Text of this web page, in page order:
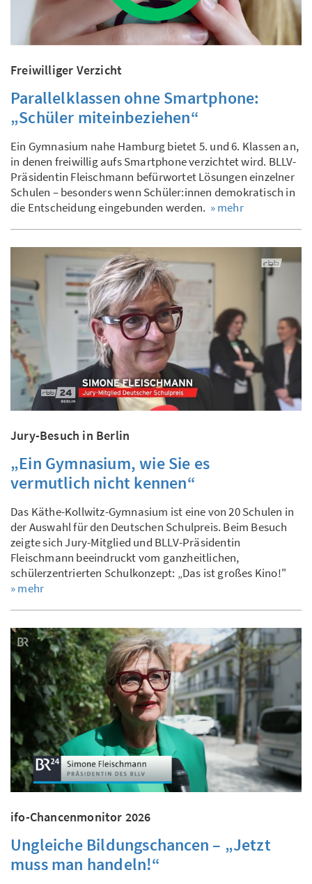
Freiwilliger Verzicht
Parallelklassen ohne Smartphone:
„Schüler miteinbeziehen“
Ein Gymnasium nahe Hamburg bietet 5. und 6. Klassen an,
in denen freiwillig aufs Smartphone verzichtet wird. BLLV-
Präsidentin Fleischmann befürwortet Lösungen einzelner
Schulen – besonders wenn Schüler:innen demokratisch in
die Entscheidung eingebunden werden. » mehr
Jury-Besuch in Berlin
„Ein Gymnasium, wie Sie es
vermutlich nicht kennen“
Das Käthe-Kollwitz-Gymnasium ist eine von 20 Schulen in
der Auswahl für den Deutschen Schulpreis. Beim Besuch
zeigte sich Jury-Mitglied und BLLV-Präsidentin
Fleischmann beeindruckt vom ganzheitlichen,
schülerzentrierten Schulkonzept: „Das ist großes Kino!"
» mehr
ifo-Chancenmonitor 2026
Ungleiche Bildungschancen – „Jetzt
muss man handeln!“